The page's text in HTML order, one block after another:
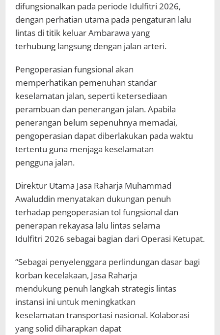
difungsionalkan pada periode Idulfitri 2026,
dengan perhatian utama pada pengaturan lalu
lintas di titik keluar Ambarawa yang
terhubung langsung dengan jalan arteri.
Pengoperasian fungsional akan
memperhatikan pemenuhan standar
keselamatan jalan, seperti ketersediaan
perambuan dan penerangan jalan. Apabila
penerangan belum sepenuhnya memadai,
pengoperasian dapat diberlakukan pada waktu
tertentu guna menjaga keselamatan
pengguna jalan.
Direktur Utama Jasa Raharja Muhammad
Awaluddin menyatakan dukungan penuh
terhadap pengoperasian tol fungsional dan
penerapan rekayasa lalu lintas selama
Idulfitri 2026 sebagai bagian dari Operasi Ketupat.
“Sebagai penyelenggara perlindungan dasar bagi
korban kecelakaan, Jasa Raharja
mendukung penuh langkah strategis lintas
instansi ini untuk meningkatkan
keselamatan transportasi nasional. Kolaborasi
yang solid diharapkan dapat